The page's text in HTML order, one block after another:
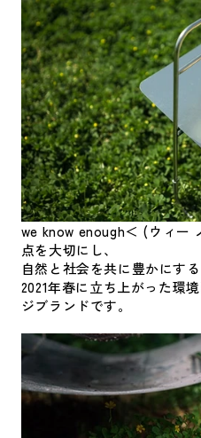
we know enough＜ (ウィー
点を大切にし、
自然と社会を共に豊かにす
2021年春に立ち上がった環
ジブランドです。